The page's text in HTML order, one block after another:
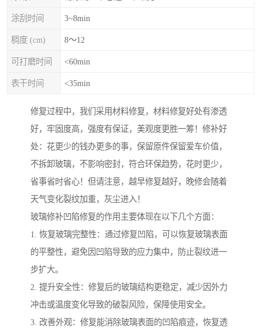
涂刮时间 3~8min
稠度 (cm) 8～12
可打磨时间 <60min
表干时间 <35min
修复过程中，我们采用材料修复，材料修复好处有渗透
好，牢固度高，强度有保证，美观度更胜一筹！修补好
处：花更少的钱办更多的事，保留原件保留爱车价值，
不拆卸玻璃，不影响密封，符合环保趋势，花时更少，
省事省时省心！但请注意，越早修复越好，晚修会随着
天气变化裂纹加重，灰尘进入！
玻璃修补凹陷修复的作用主要体现在以下几个方面：
1. 恢复玻璃完整性：通过修复凹陷，可以恢复玻璃表面
的平整性，避免因凹陷导致的应力集中，防止裂纹进一
步扩大。
2. 提升安全性：修复后的玻璃结构更稳定，减少因外力
冲击或温度变化导致的破裂风险，保障使用安全。
3. 改善外观：修复能消除玻璃表面的凹陷痕迹，恢复透